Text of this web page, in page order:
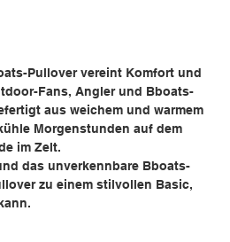
Pullover vereint Komfort und
Fans, Angler und Bboats-
aus weichem und warmem
Morgenstunden auf dem
im Zelt.
das unverkennbare Bboats-
zu einem stilvollen Basic,